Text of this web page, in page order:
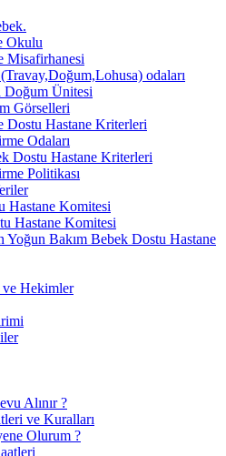
Okulu
Misafirhanesi
odaları
Doğum Ünitesi
Görselleri
Dostu Hastane Kriterleri
Odaları
Dostu Hastane Kriterleri
Politikası
Hastane Komitesi
Hastane Komitesi
Yoğun Bakım Bebek Dostu Hastane
ve Hekimler
Alınır ?
ve Kuralları
Olurum ?